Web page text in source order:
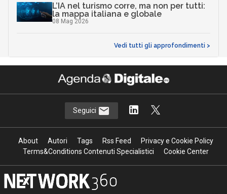
L’IA nel turismo corre, ma non per tutti:
la mappa italiana e globale
08 Mag 2026
Vedi tutti gli approfondimenti >
Seguici
About Autori Tags Rss Feed
Privacy e Cookie Policy
Terms&Conditions Contenuti Specialistici
Cookie Center